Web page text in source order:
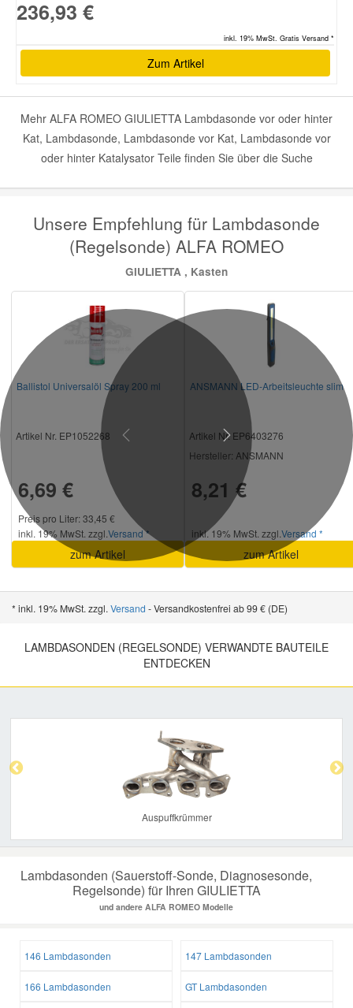
236,93 €
inkl. 19% MwSt. Gratis Versand *
Zum Artikel
Mehr ALFA ROMEO GIULIETTA Lambdasonde vor oder hinter
Kat, Lambdasonde, Lambdasonde vor Kat, Lambdasonde vor
oder hinter Katalysator Teile finden Sie über die Suche
Unsere Empfehlung für Lambdasonde
(Regelsonde) ALFA ROMEO
GIULIETTA , Kasten
Ballistol Universalöl Spray 200 ml
Artikel Nr. EP1052268
6,69 €
Preis pro Liter: 33,45 €
inkl. 19% MwSt. zzgl. Versand *
zum Artikel
ANSMANN LED-Arbeitsleuchte slim
Artikel Nr. EP6403276
Hersteller: ANSMANN
8,21 €
inkl. 19% MwSt. zzgl. Versand *
zum Artikel
Previous Next
* inkl. 19% MwSt. zzgl. Versand - Versandkostenfrei ab 99 € (DE)
LAMBDASONDEN (REGELSONDE) VERWANDTE BAUTEILE
ENTDECKEN
Auspuffkrümmer
Lambdasonden (Sauerstoff-Sonde, Diagnosesonde,
Regelsonde) für Ihren GIULIETTA
und andere ALFA ROMEO Modelle
146 Lambdasonden 147 Lambdasonden
166 Lambdasonden GT Lambdasonden